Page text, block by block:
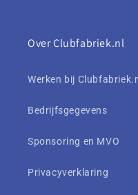
Over Clubfabriek.nl
Werken bij
Bedrijfsgegevens
Sponsoring en MVO
Privacyverklaring